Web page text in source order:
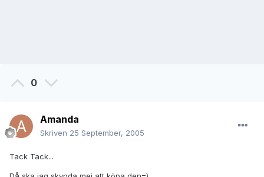
0
Amanda
Skriven 25 September, 2005
Tack Tack...